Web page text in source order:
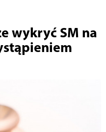
wykryć SM na